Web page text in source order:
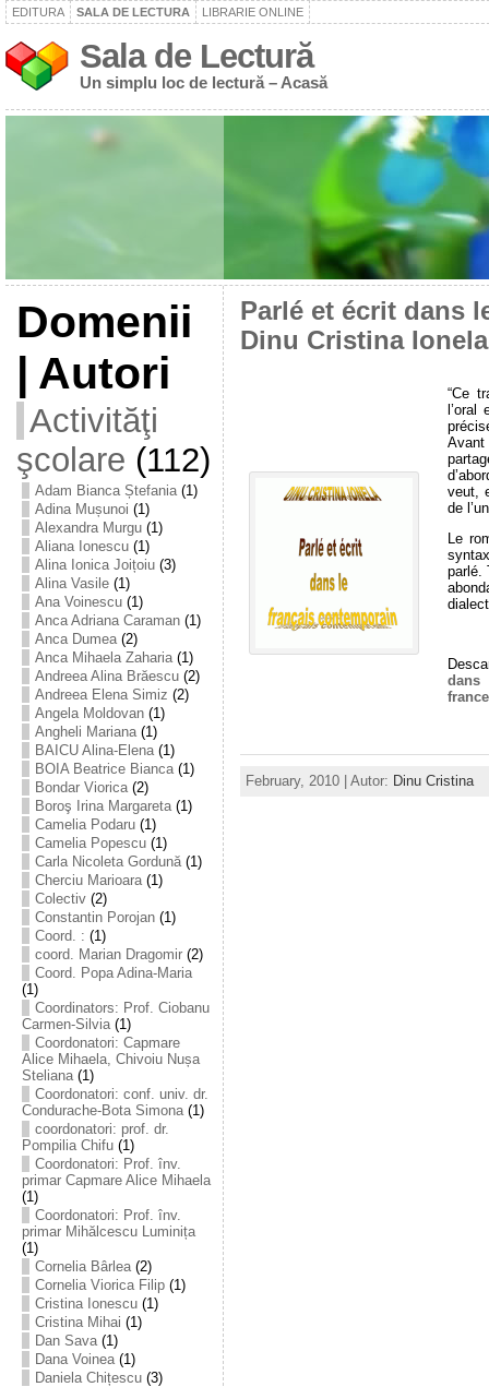
EDITURA SALA DE LECTURA LIBRARIE ONLINE
Sala de Lectură
Un simplu loc de lectură – Acasă
Domenii
| Autori
Activităţi
şcolare (112)
Adam Bianca Ștefania(1)
Adina Mușunoi (1)
Alexandra Murgu(1)
Aliana Ionescu(1)
Alina Ionica Joițoiu(3)
Alina Vasile(1)
Ana Voinescu(1)
Anca Adriana Caraman(1)
Anca Dumea(2)
Anca Mihaela Zaharia(1)
Andreea Alina Brăescu(2)
Andreea Elena Simiz (2)
Angela Moldovan(1)
Angheli Mariana(1)
BAICU Alina-Elena(1)
BOIA Beatrice Bianca(1)
Bondar Viorica(2)
Boroş Irina Margareta(1)
Camelia Podaru(1)
Camelia Popescu(1)
Carla Nicoleta Gordună(1)
Cherciu Marioara(1)
Colectiv(2)
Constantin Porojan(1)
Coord. : (1)
coord. Marian Dragomir(2)
Coord. Popa Adina-Maria
(1)
Coordinators: Prof. Ciobanu
Carmen-Silvia(1)
Coordonatori: Capmare
Alice Mihaela, Chivoiu Nușa
Steliana(1)
Coordonatori: conf. univ. dr.
Condurache-Bota Simona(1)
coordonatori: prof. dr.
Pompilia Chifu(1)
Coordonatori: Prof. înv.
primar Capmare Alice Mihaela
(1)
Coordonatori: Prof. înv.
primar Mihălcescu Luminița
(1)
Cornelia Bârlea(2)
Cornelia Viorica Filip(1)
Cristina Ionescu(1)
Cristina Mihai (1)
Dan Sava(1)
Dana Voinea(1)
Daniela Chițescu(3)
Parlé et écrit dans
Dinu Cristina Ionela
“Ce
veut,
de
Le
parlé.
February, 2010 | Autor: Dinu Cristina